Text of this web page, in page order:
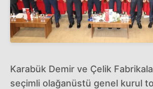
Karabük Demir ve Çelik
seçimli olağanüstü genel kurul